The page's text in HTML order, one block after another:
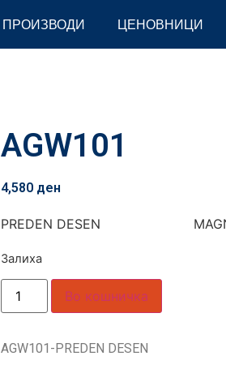
ПРОИЗВОДИ ЦЕНОВНИЦИ
AGW101
4,580 ден
PREDEN DESEN
Залиха
Во кошничка
AGW101-PREDEN DESEN